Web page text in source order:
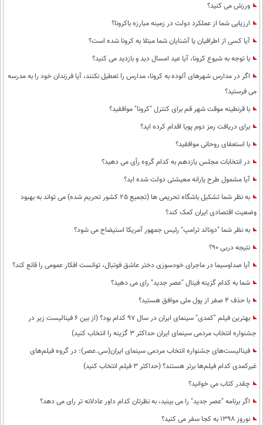
ورزش می کنید؟
ارزیابی شما از عملکرد دولت در زمینه مبارزه باکرونا؟
آیا کسی از اطرافیان یا آشنایان شما مبتلا به کرونا شده است؟
با توجه به شیوع کرونا، آیا عید امسال دید و بازدید می کنید؟
اگر در مدارس شهرهای آلوده به کرونا، مدارس را تعطیل نکنند، آیا فرزندان خود را به مدرسه
می فرستید؟
با قرنطینه موقت شهر قم برای کنترل "کرونا" موافقید؟
برای دریافت رمز دوم پویا اقدام کرده اید؟
با استعفای روحانی موافقید؟
در انتخابات مجلس یازدهم به کدام گروه رأی می دهید؟
آیا مشمول طرح یارانه معیشتی دولت شده اید؟
به نظر شما تشکیل باشگاه تحریمی ها (تجمیع 25 کشور تحریم شده) می تواند به بهبود
وضعیت اقتصادی ایران کمک کند؟
به نظر شما "دونالد ترامپ" رئیس جمهور آمریکا استیضاح می شود؟
نتیجه دربی 90؟
آیا صداوسیما در ماجرای خودسوزی دختر عاشق فوتبال، توانست افکار عمومی را قانع کند؟
شما به کدام گزینه فینال "عصر جدید" رای می دهید؟
با حذف 4 صفر از پول ملی موافق هستید؟
بهترین فیلم "کمدی" سینمای ایران در سال 97 کدام بود؟ (از بین 6 فینالیست زیر در
جشنواره انتخاب مردمی سینمای ایران حداکثر 3 گزینه را انتخاب کنید)
فینالیست‌های جشنواره انتخاب مردمی سینمای ایران(سی.عصر): در گروه فیلم‌های
غیرکمدی کدام فیلم‌ها برتر هستند؟ (حداکثر 3 فیلم انتخاب کنید)
چقدر کتاب می خوانید؟
اگر برنامه "عصر جدید" را می بینید، به نظرتان کدام داور عادلانه تر رای می دهد؟
نوروز 1398 به کجا سفر می کنید؟